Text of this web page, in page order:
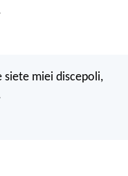
siete miei discepoli,